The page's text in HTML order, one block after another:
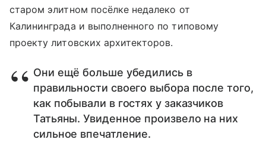
старом элитном посёлке недалеко от
Калининграда и выполненного по типовому
проекту литовских архитекторов.
Они ещё больше убедились в
правильности своего выбора после того,
как побывали в гостях у заказчиков
Татьяны. Увиденное произвело на них
сильное впечатление.